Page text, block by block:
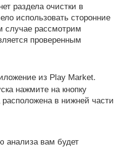
раздела очистки в
использовать сторонние
случае рассмотрим
проверенным
из Play Market.
нажмите на кнопку
в нижней части
анализа вам будет